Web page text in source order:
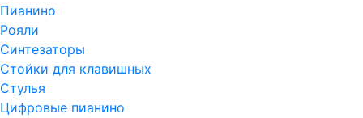
Пианино
Рояли
Синтезаторы
Стойки для клавишных
Стулья
Цифровые пианино